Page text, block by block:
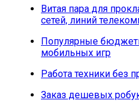
Витая пара для
сетей, линий
Популярные
мобильных игр
Работа техники без
Заказ дешевых